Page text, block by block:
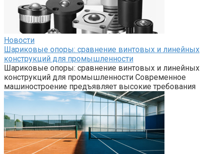
Новости
Шариковые опоры: сравнение винтовых и линейных
конструкций для промышленности
Шариковые опоры: сравнение винтовых и линейных
конструкций для промышленности Современное
машиностроение предъявляет высокие требования